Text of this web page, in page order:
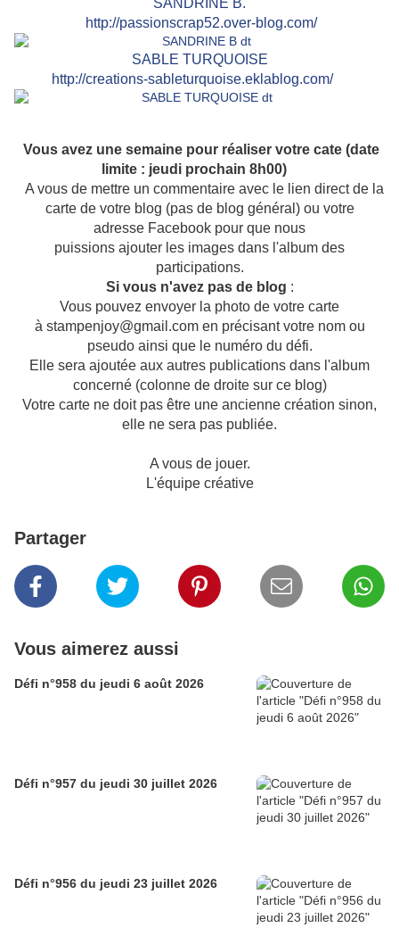
SAN DRINE B.
http://passionscrap52.over-blog.com/
SABLE TURQUOISE
http://creations-sableturquoise.eklablog.com/
Vous avez une semaine pour réaliser votre cate (date
limite : jeudi prochain 8h00)
A vous de mettre un commentaire avec le lien direct de la
carte de votre blog (pas de blog général) ou votre
adresse Facebook pour que nous
puissions ajouter les images dans l'album des
participations.
Si vous n'avez pas de blog :
Vous pouvez envoyer la photo de votre carte
à stampenjoy@gmail.com en précisant votre nom ou
pseudo ainsi que le numéro du défi.
Elle sera ajoutée aux autres publications dans l'album
concerné (colonne de droite sur ce blog)
Votre carte ne doit pas être une ancienne création sinon,
elle ne sera pas publiée.
A vous de jouer.
L'équipe créative
Partager
Vous aimerez aussi
Défi n°958 du jeudi 6 août 2026
Défi n°957 du jeudi 30 juillet 2026
Défi n°956 du jeudi 23 juillet 2026